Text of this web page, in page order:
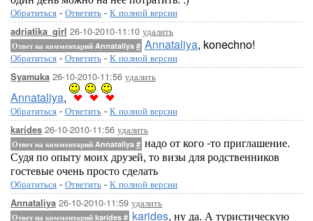
Обратиться - Ответить - К полной версии
adriatika_girl 26-10-2010-11:10 удалить
Ответ на комментарий Annataliya # Annataliya, konechno!
Обратиться - Ответить - К полной версии
Syamuka 26-10-2010-11:56 удалить
Annataliya,
Обратиться - Ответить - К полной версии
karides 26-10-2010-11:56 удалить
Ответ на комментарий Annataliya # надо от кого -то приглашение.
Судя по опыту моих друзей, то визы для родственников
гостевые очень просто сделать
Обратиться - Ответить - К полной версии
Annataliya 26-10-2010-11:59 удалить
Ответ на комментарий karides # karides, ну да. А туристическую